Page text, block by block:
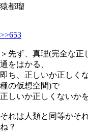
猿都瑠
>>653
＞先ず、真理(完全な
通をはかる、
即ち、正しいか正しく
種の仮想空間)で
正しいか正しくないか
それは人類と同等かそ
ね？